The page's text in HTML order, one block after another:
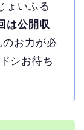
ょいふる
は公開収
のお力が必
シお待ち